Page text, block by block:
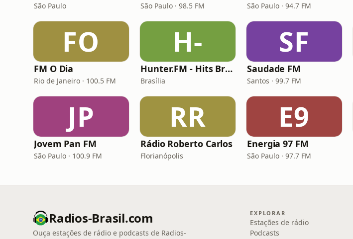
São Paulo São Paulo · 98.5 FM São Paulo · 94.7 FM
FO
FM O Dia
Rio de Janeiro · 100.5 FM
H-
Hunter.FM - Hits Brasil
Brasília
SF
Saudade FM
Santos · 99.7 FM
JP
Jovem Pan FM
São Paulo · 100.9 FM
RR
Rádio Roberto Carlos
Florianópolis
E9
Energia 97 FM
São Paulo · 97.7 FM
Radios-Brasil.com
Ouça estações de rádio e podcasts de Radios-
EXPLORAR
Estações de rádio
Podcasts